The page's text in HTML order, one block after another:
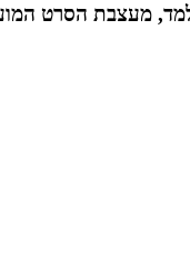
מעצבת הסרט